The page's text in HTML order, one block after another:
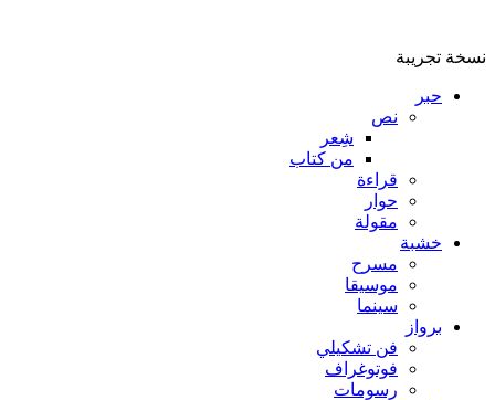
نسخة تجريبة
حبر
نص
شِعر
من كتاب
قراءة
حوار
مقولة
خشبة
مسرح
موسيقا
سينما
برواز
فن تشكيلي
فوتوغراف
رسومات